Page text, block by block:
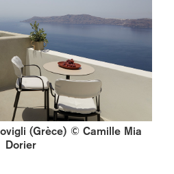
(Grèce) © Camille Mia
Dorier